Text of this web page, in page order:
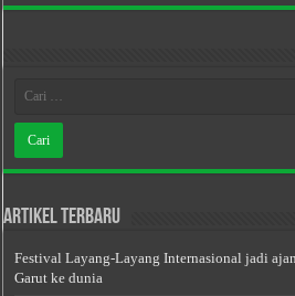
Artikel Terbaru
Festival Layang-Layang Internasional jadi
Garut ke dunia